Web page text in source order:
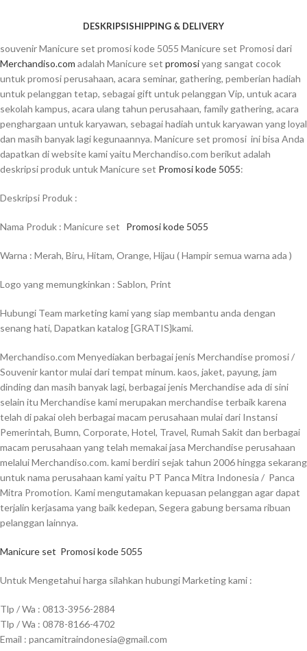
DESKRIPSISHIPPING & DELIVERY
souvenir Manicure set promosi kode 5055 Manicure set Promosi dari
Merchandiso.com adalah Manicure set promosiyang sangat cocok
untuk promosi perusahaan, acara seminar, gathering, pemberian hadiah
untuk pelanggan tetap, sebagai gift untuk pelanggan Vip, untuk acara
sekolah kampus, acara ulang tahun perusahaan, family gathering, acara
penghargaan untuk karyawan, sebagai hadiah untuk karyawan yang loyal
dan masih banyak lagi kegunaannya. Manicure set promosi ini bisa Anda
dapatkan di website kami yaitu Merchandiso.com berikut adalah
deskripsi produk untuk Manicure set Promosi kode 5055:
Deskripsi Produk :
Nama Produk : Manicure set Promosi kode 5055
Warna : Merah, Biru, Hitam, Orange, Hijau ( Hampir semua warna ada )
Logo yang memungkinkan : Sablon, Print
Hubungi Team marketing kami yang siap membantu anda dengan
senang hati, Dapatkan katalog [GRATIS}kami.
Merchandiso.com Menyediakan berbagai jenis Merchandise promosi /
Souvenir kantor mulai dari tempat minum. kaos, jaket, payung, jam
dinding dan masih banyak lagi, berbagai jenis Merchandise ada di sini
selain itu Merchandise kami merupakan merchandise terbaik karena
telah di pakai oleh berbagai macam perusahaan mulai dari Instansi
Pemerintah, Bumn, Corporate, Hotel, Travel, Rumah Sakit dan berbagai
macam perusahaan yang telah memakai jasa Merchandise perusahaan
melalui Merchandiso.com. kami berdiri sejak tahun 2006 hingga sekarang
untuk nama perusahaan kami yaitu PT Panca Mitra Indonesia / Panca
Mitra Promotion. Kami mengutamakan kepuasan pelanggan agar dapat
terjalin kerjasama yang baik kedepan, Segera gabung bersama ribuan
pelanggan lainnya.
Manicure set Promosi kode 5055
Untuk Mengetahui harga silahkan hubungi Marketing kami :
Tlp / Wa : 0813-3956-2884
Tlp / Wa : 0878-8166-4702
Email : pancamitraindonesia@gmail.com